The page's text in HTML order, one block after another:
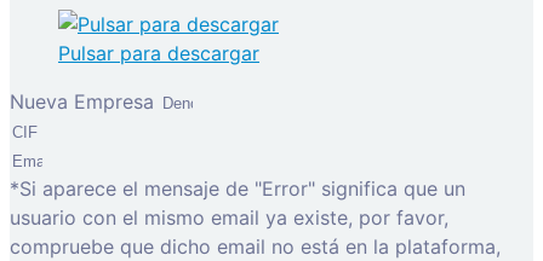
Pulsar para descargar
Nueva Empresa
*Si aparece el mensaje de "Error" significa que un
usuario con el mismo email ya existe, por favor,
compruebe que dicho email no está en la plataforma,